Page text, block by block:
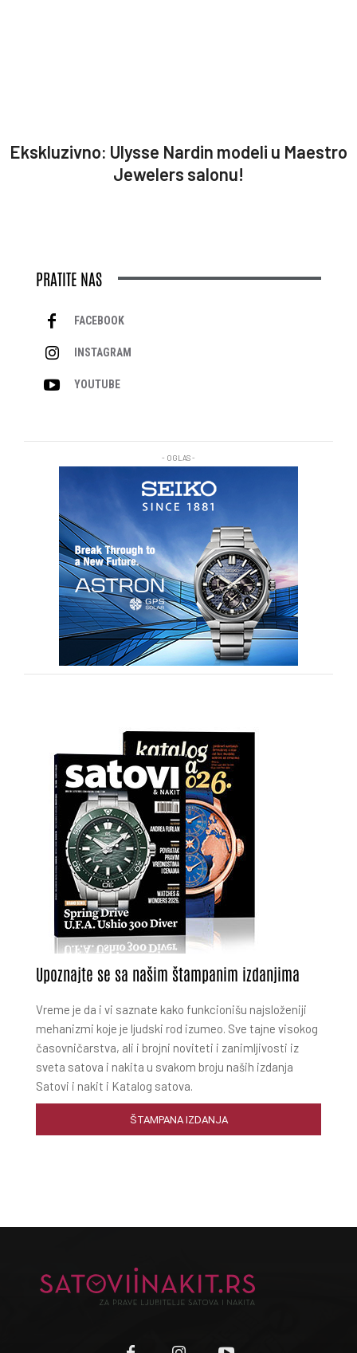
Ekskluzivno: Ulysse Nardin modeli u Maestro
Jewelers salonu!
PRATITE NAS
FACEBOOK
INSTAGRAM
YOUTUBE
- OGLAS -
Upoznajte se sa našim štampanim izdanjima
Vreme je da i vi saznate kako funkcionišu najsloženiji
mehanizmi koje je ljudski rod izumeo. Sve tajne visokog
časovničarstva, ali i brojni noviteti i zanimljivosti iz
sveta satova i nakita u svakom broju naših izdanja
Satovi i nakit i Katalog satova.
ŠTAMPANA IZDANJA